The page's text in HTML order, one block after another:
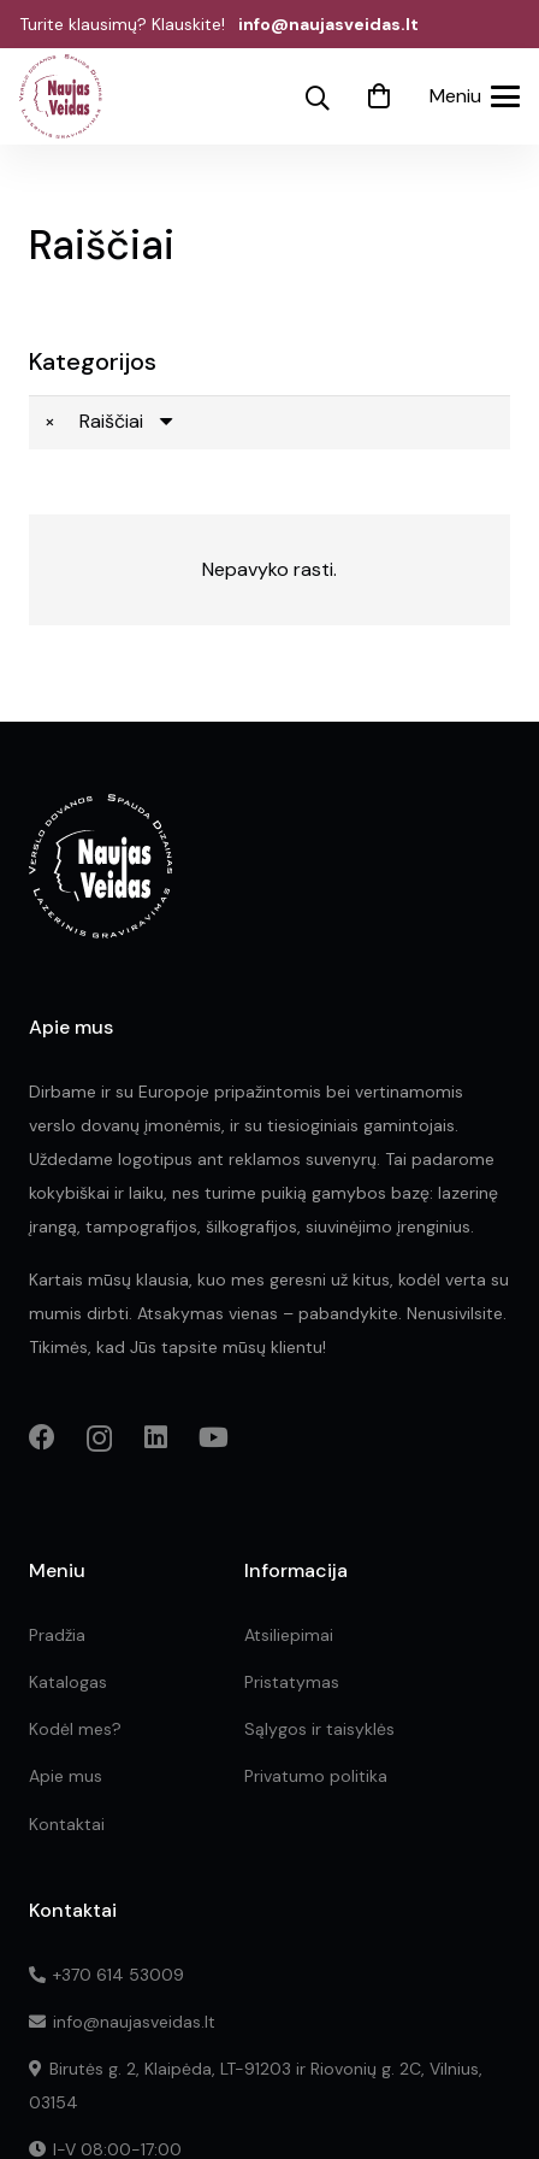
Turite klausimų? Klauskite! info@naujasveidas.lt
Meniu
Raiščiai
Kategorijos
× Raiščiai
Nepavyko rasti.
Apie mus
Dirbame ir su Europoje pripažintomis bei vertinamomis
verslo dovanų įmonėmis, ir su tiesioginiais gamintojais.
Uždedame logotipus ant reklamos suvenyrų. Tai padarome
kokybiškai ir laiku, nes turime puikią gamybos bazę: lazerinę
įrangą, tampografijos, šilkografijos, siuvinėjimo įrenginius.
Kartais mūsų klausia, kuo mes geresni už kitus, kodėl verta su
mumis dirbti. Atsakymas vienas – pabandykite. Nenusivilsite.
Tikimės, kad Jūs tapsite mūsų klientu!
Meniu
Pradžia
Katalogas
Kodėl mes?
Apie mus
Kontaktai
Informacija
Atsiliepimai
Pristatymas
Sąlygos ir taisyklės
Privatumo politika
Kontaktai
+370 614 53009
info@naujasveidas.lt
Birutės g. 2, Klaipėda, LT-91203 ir Riovonių g. 2C, Vilnius,
03154
I-V 08:00-17:00